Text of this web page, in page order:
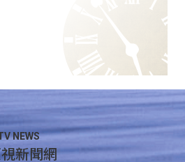
NEWS
新聞網